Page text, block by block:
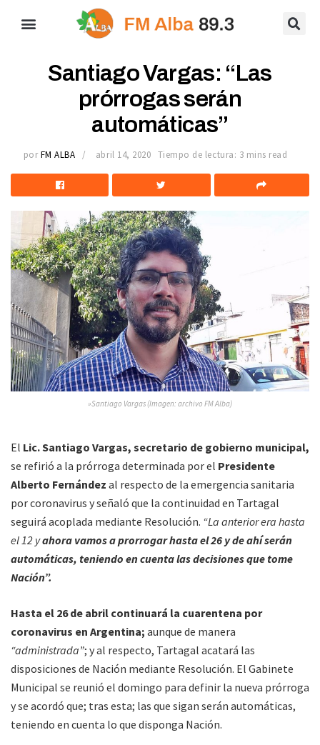
Santiago Vargas: “Las
prórrogas serán
automáticas”
por FM ALBA abril 14, 2020 Tiempo de lectura: 3 mins read
»Santiago Vargas (Imagen: archivo FM Alba)
El Lic. Santiago Vargas, secretario de gobierno municipal,
se refirió a la prórroga determinada por el Presidente
Alberto Fernández al respecto de la emergencia sanitaria
por coronavirus y señaló que la continuidad en Tartagal
seguirá acoplada mediante Resolución. “La anterior era hasta
el 12 yahora vamos a prorrogar hasta el 26 y de ahí serán
automáticas, teniendo en cuenta las decisiones que tome
Nación”.
Hasta el 26 de abril continuará la cuarentena por
coronavirus en Argentina; aunque de manera
“administrada”; y al respecto, Tartagal acatará las
disposiciones de Nación mediante Resolución. El Gabinete
Municipal se reunió el domingo para definir la nueva prórroga
y se acordó que; tras esta; las que sigan serán automáticas,
teniendo en cuenta lo que disponga Nación.